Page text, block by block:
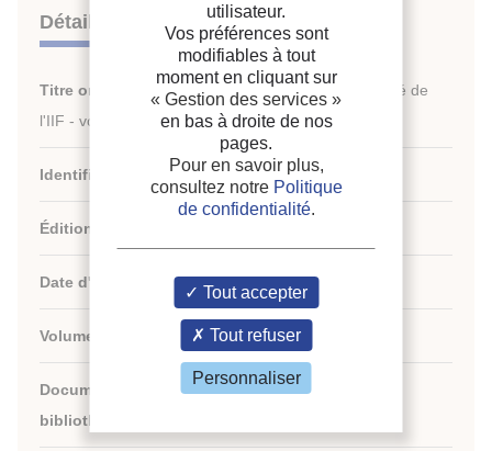
Détails
Titre original :
IIR Activity Report | Rapport d'activité de
l'IIF - vol. 2024
Identifiant de la fiche :NP0030831-005
Édition :
Date d'édition : 03/2024
Volume :
Document disponible en consultation à la
bibliothèque du siège de l'IIF uniquement.
utilisateur.
Vos préférences sont
modifiables à tout
moment en cliquant sur
« Gestion des services »
en bas à droite de nos
pages.
Pour en savoir plus,
consultez notre Politique
de confidentialité.
Tout accepter
Tout refuser
Personnaliser